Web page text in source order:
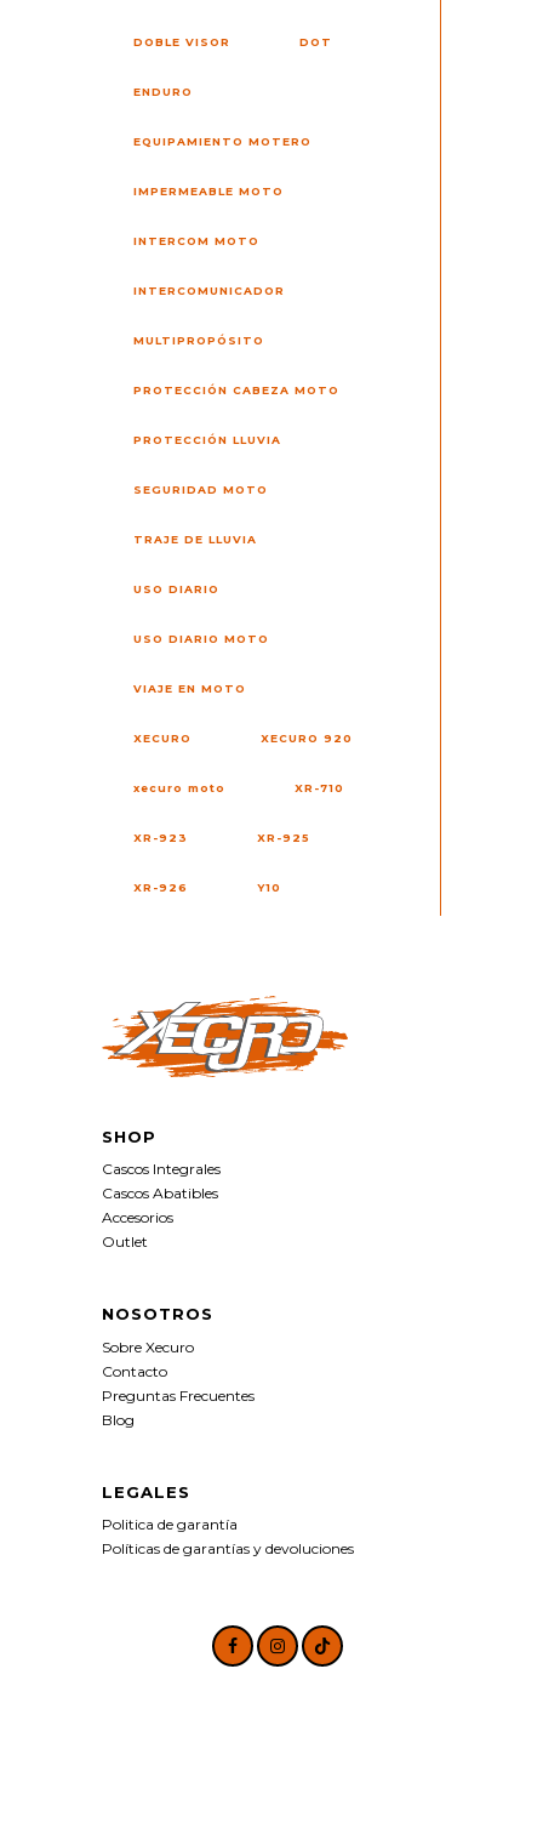
DOBLE VISOR DOT
ENDURO
EQUIPAMIENTO MOTERO
IMPERMEABLE MOTO
INTERCOM MOTO
INTERCOMUNICADOR
MULTIPROPÓSITO
PROTECCIÓN CABEZA MOTO
PROTECCIÓN LLUVIA
SEGURIDAD MOTO
TRAJE DE LLUVIA
USO DIARIO
USO DIARIO MOTO
VIAJE EN MOTO
XECURO XECURO 920
xecuro moto XR-710
XR-923 XR-925
XR-926 Y10
SHOP
Cascos Integrales
Cascos Abatibles
Accesorios
Outlet
NOSOTROS
Sobre Xecuro
Contacto
Preguntas Frecuentes
Blog
LEGALES
Politica de garantía
Políticas de garantías y devoluciones